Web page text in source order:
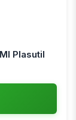
Plasutil